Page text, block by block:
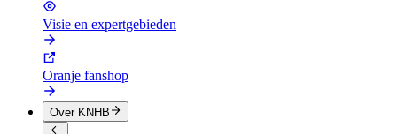
Visie en expertgebieden
Oranje fanshop
Over KNHB